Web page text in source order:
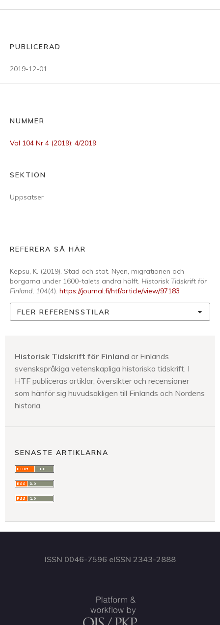
PUBLICERAD
2019-12-01
NUMMER
Vol 104 Nr 4 (2019): 4/2019
SEKTION
Uppsatser
REFERERA SÅ HÄR
Kepsu, K. (2019). Stad och stat. Nyen, migrationen och
borgarna under 1600-talets andra hälft. Historisk Tidskrift för
Finland, 104(4). https://journal.fi/htf/article/view/97183
FLER REFERENSSTILAR
Historisk Tidskrift för Finland är Finlands
svenskspråkiga vetenskapliga historiska tidskrift. I
HTF publiceras artiklar, översikter och recensioner
som hänför sig huvudsakligen till Finlands och Nordens
historia.
SENASTE ARTIKLARNA
ISSN 0046-7596 eISSN 2343-2888